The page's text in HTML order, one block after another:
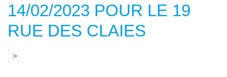
14/02/2023 POUR LE 19
RUE DES CLAIES
>